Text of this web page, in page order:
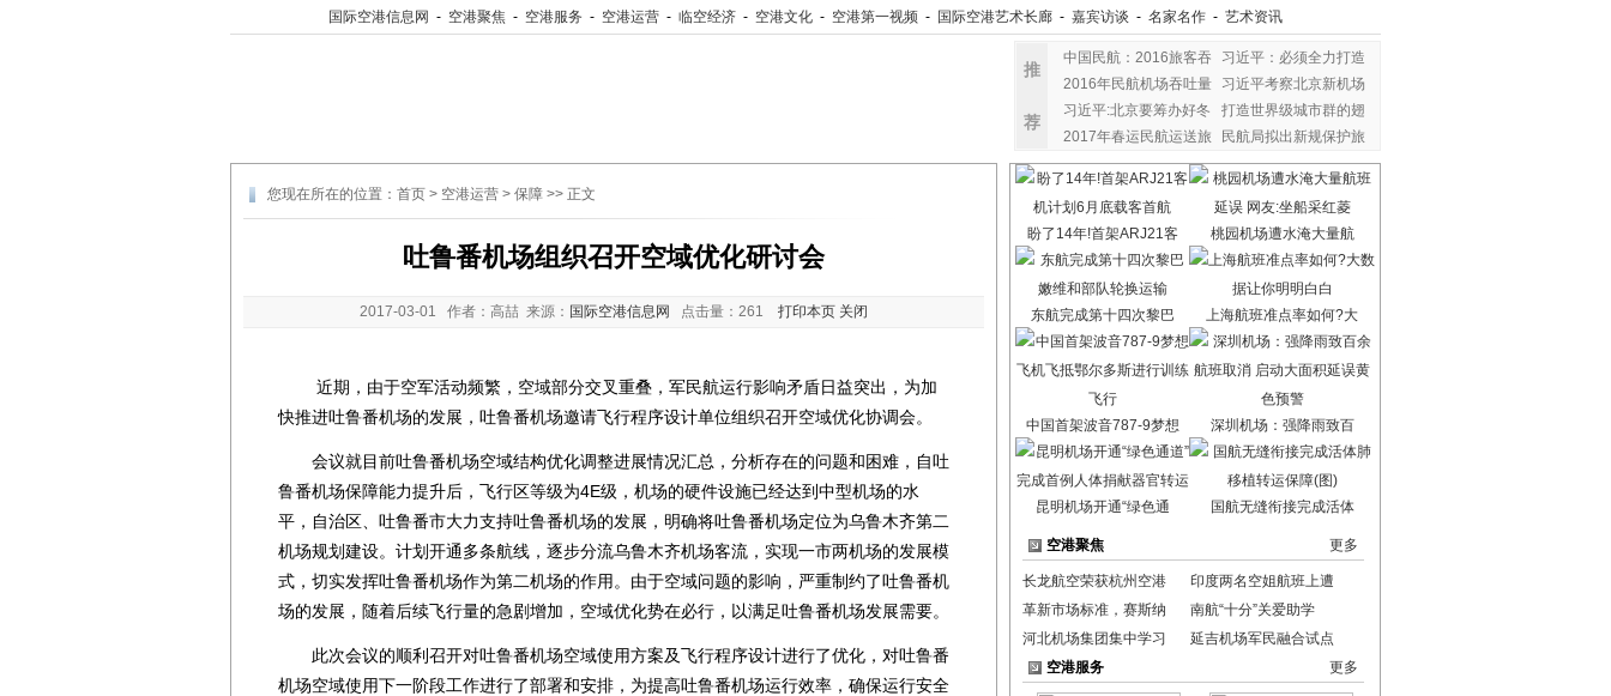
国际空港信息网 - 空港聚焦 - 空港服务 - 空港运营 - 临空经济 - 空港文化 - 空港第一视频 - 国际空港艺术长廊 - 嘉宾访谈 - 名家名作 - 艺术资讯
推
荐
中国民航：2016旅客吞
习近平：必须全力打造
2016年民航机场吞吐量
习近平考察北京新机场
习近平:北京要筹办好冬
打造世界级城市群的翅
2017年春运民航运送旅
民航局拟出新规保护旅
您现在所在的位置： 首页 > 空港运营 > 保障 >> 正文
吐鲁番机场组织召开空域优化研讨会
2017-03-01 作者：高喆 来源： 国际空港信息网 点击量： 261 打印本页 关闭
近期，由于空军活动频繁，空域部分交叉重叠，军民航运行影响矛盾日益突出，为加
快推进吐鲁番机场的发展，吐鲁番机场邀请飞行程序设计单位组织召开空域优化协调会。
会议就目前吐鲁番机场空域结构优化调整进展情况汇总，分析存在的问题和困难，自吐
鲁番机场保障能力提升后，飞行区等级为4E级，机场的硬件设施已经达到中型机场的水
平，自治区、吐鲁番市大力支持吐鲁番机场的发展，明确将吐鲁番机场定位为乌鲁木齐第二
机场规划建设。计划开通多条航线，逐步分流乌鲁木齐机场客流，实现一市两机场的发展模
式，切实发挥吐鲁番机场作为第二机场的作用。由于空域问题的影响，严重制约了吐鲁番机
场的发展，随着后续飞行量的急剧增加，空域优化势在必行，以满足吐鲁番机场发展需要。
此次会议的顺利召开对吐鲁番机场空域使用方案及飞行程序设计进行了优化，对吐鲁番
机场空域使用下一阶段工作进行了部署和安排，为提高吐鲁番机场运行效率，确保运行安全
盼了14年!首架ARJ21客 桃园机场遭水淹大量航
东航完成第十四次黎巴 上海航班准点率如何?大
中国首架波音787-9梦想 深圳机场：强降雨致百
昆明机场开通“绿色通 国航无缝衔接完成活体
空港聚焦 更多
长龙航空荣获杭州空港
印度两名空姐航班上遭
革新市场标准，赛斯纳
南航“十分”关爱助学
河北机场集团集中学习
延吉机场军民融合试点
空港服务
更多